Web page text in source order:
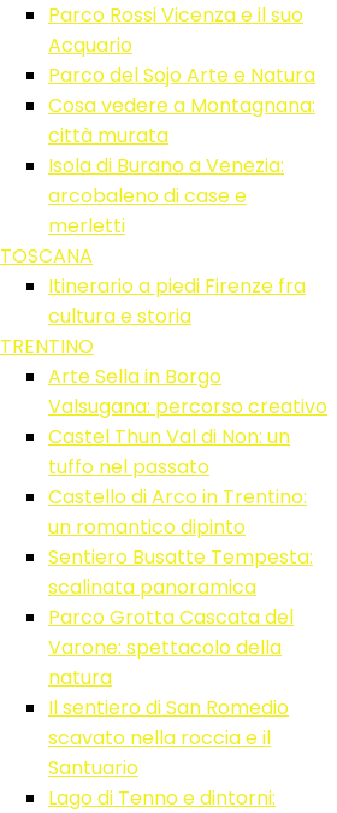
Parco Rossi Vicenza e il suo
Acquario
Parco del Sojo Arte e Natura
Cosa vedere a Montagnana:
città murata
Isola di Burano a Venezia:
arcobaleno di case e
merletti
TOSCANA
Itinerario a piedi Firenze fra
cultura e storia
TRENTINO
Arte Sella in Borgo
Valsugana: percorso creativo
Castel Thun Val di Non: un
tuffo nel passato
Castello di Arco in Trentino:
un romantico dipinto
Sentiero Busatte Tempesta:
scalinata panoramica
Parco Grotta Cascata del
Varone: spettacolo della
natura
Il sentiero di San Romedio
scavato nella roccia e il
Santuario
Lago di Tenno e dintorni: